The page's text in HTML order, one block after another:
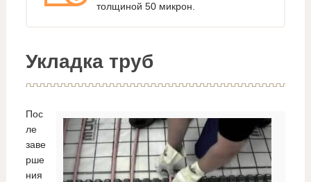
толщиной 50 микрон.
Укладка труб
Пос
ле
заве
рше
ния